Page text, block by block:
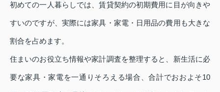
初めての一人暮らしでは、賃貸契約の初期費用に目が向きや
すいのですが、実際には家具・家電・日用品の費用も大きな
割合を占めます。
住まいのお役立ち情報や家計調査を整理すると、新生活に必
要な家具・家電を一通りそろえる場合、合計でおおよそ10